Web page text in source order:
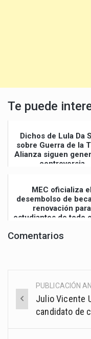
Te puede
Dichos de Lula Da
sobre Guerra de la
Alianza siguen
controversia
MEC oficializa
desembolso de
renovación para
estudiantes de todo
Comentarios
Post
navigation
PUBLICACIÓN
Julio Vicente
candidato de